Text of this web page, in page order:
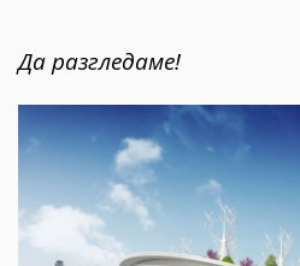
Да разгледаме!